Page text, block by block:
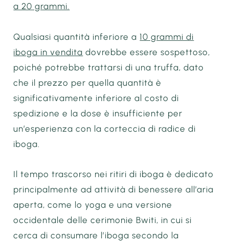
a 20 grammi.
Qualsiasi quantità inferiore a 10 grammi di
iboga in vendita dovrebbe essere sospettoso,
poiché potrebbe trattarsi di una truffa, dato
che il prezzo per quella quantità è
significativamente inferiore al costo di
spedizione e la dose è insufficiente per
un’esperienza con la corteccia di radice di
iboga.
Il tempo trascorso nei ritiri di iboga è dedicato
principalmente ad attività di benessere all’aria
aperta, come lo yoga e una versione
occidentale delle cerimonie Bwiti, in cui si
cerca di consumare l’iboga secondo la